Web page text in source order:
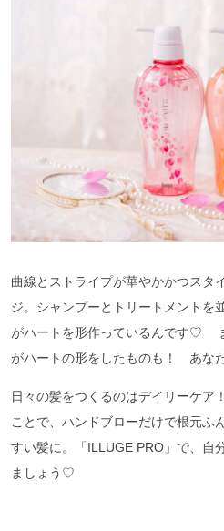
曲線とストライプが華やかかつスタ
ジ。シャンプーとトリートメントを
がハートを形作っているんです♡
がハートの形をしたものも！ あな
日々の髪をつくるのはデイリーケ
ことで、ハンドブローだけで根元ふ
すい髪に。「ILLUGE PRO」で、自
ましょう♡